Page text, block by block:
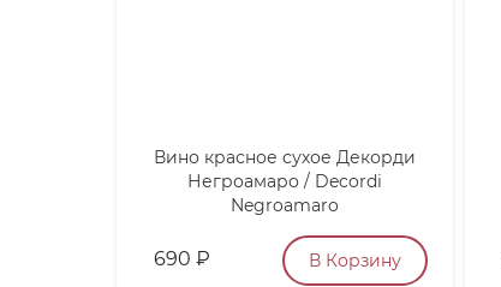
Вино красное сухое Декорди
Негроамаро / Decordi
Negroamaro
690 ₽ В Корзину